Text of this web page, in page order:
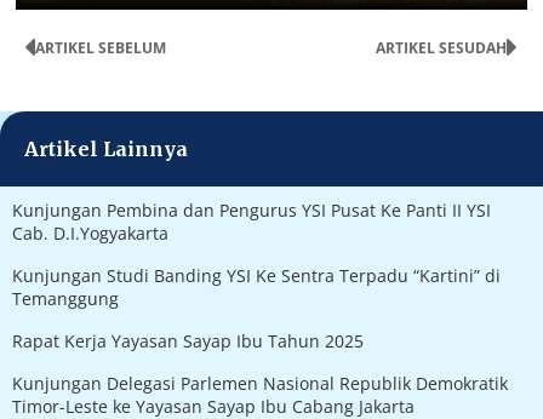
ARTIKEL SEBELUM ARTIKEL SESUDAH
Artikel Lainnya
Kunjungan Pembina dan Pengurus YSI Pusat Ke Panti II YSI
Cab. D.I.Yogyakarta
Kunjungan Studi Banding YSI Ke Sentra Terpadu “Kartini” di
Temanggung
Rapat Kerja Yayasan Sayap Ibu Tahun 2025
Kunjungan Delegasi Parlemen Nasional Republik Demokratik
Timor-Leste ke Yayasan Sayap Ibu Cabang Jakarta